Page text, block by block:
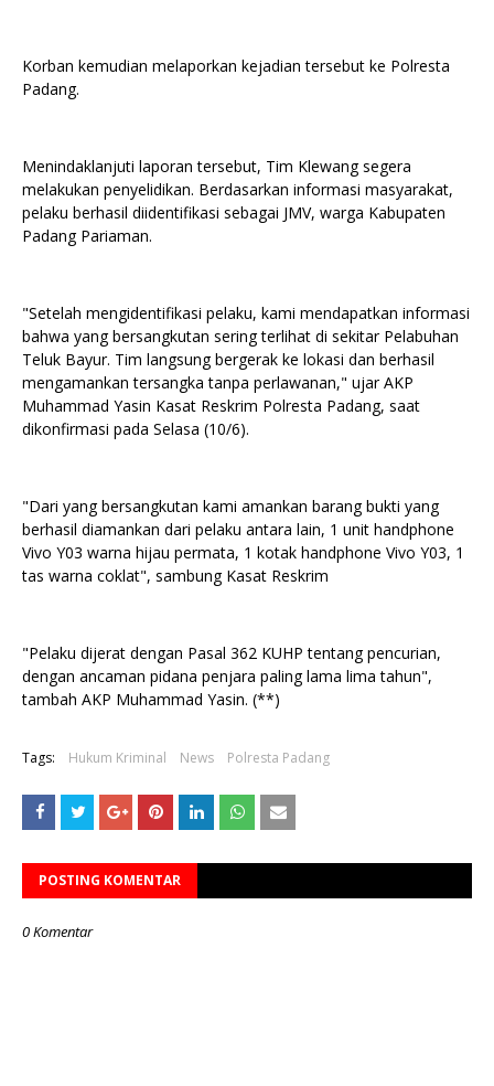
Korban kemudian melaporkan kejadian tersebut ke Polresta
Padang.
Menindaklanjuti laporan tersebut, Tim Klewang segera
melakukan penyelidikan. Berdasarkan informasi masyarakat,
pelaku berhasil diidentifikasi sebagai JMV, warga Kabupaten
Padang Pariaman.
"Setelah mengidentifikasi pelaku, kami mendapatkan informasi
bahwa yang bersangkutan sering terlihat di sekitar Pelabuhan
Teluk Bayur. Tim langsung bergerak ke lokasi dan berhasil
mengamankan tersangka tanpa perlawanan," ujar AKP
Muhammad Yasin Kasat Reskrim Polresta Padang, saat
dikonfirmasi pada Selasa (10/6).
"Dari yang bersangkutan kami amankan barang bukti yang
berhasil diamankan dari pelaku antara lain, 1 unit handphone
Vivo Y03 warna hijau permata, 1 kotak handphone Vivo Y03, 1
tas warna coklat", sambung Kasat Reskrim
"Pelaku dijerat dengan Pasal 362 KUHP tentang pencurian,
dengan ancaman pidana penjara paling lama lima tahun",
tambah AKP Muhammad Yasin. (**)
Tags: Hukum Kriminal News Polresta Padang
POSTING KOMENTAR
0 Komentar